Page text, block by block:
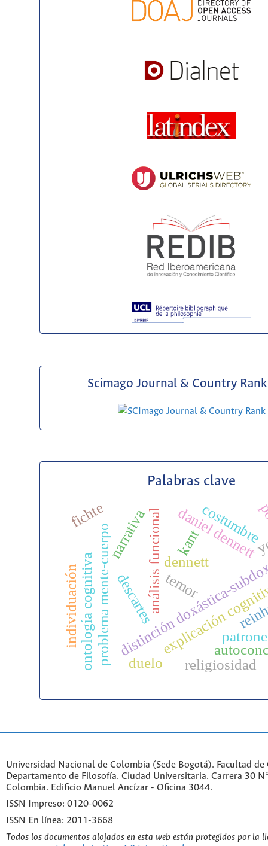
Scimago Journal & Country Rank
Palabras clave
dennett
explicación
análisis funcional
distinción doxástica-
daniel dennett
narrativa
problema mente-cuerpo
ontología cognitiva descartes
costumbre
duelo
temor
individuación
religiosidad
kant
fichte
Universidad Nacional de Colombia (Sede Bogotá). Facultad de
Departamento de Filosofía. Ciudad Universitaria. Carrera 30
Colombia. Edificio Manuel Ancízar - Oficina 3044.
ISSN Impreso: 0120-0062
ISSN En línea: 2011-3668
Todos los documentos alojados en esta web están protegidos por la